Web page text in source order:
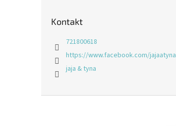
Kontakt
721800618
https://www.facebook.com/jajaatyna
jaja & tyna